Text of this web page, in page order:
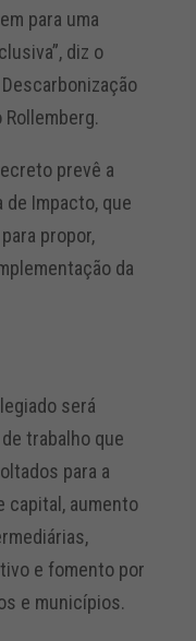
para uma
diz o
Rollemberg.
prevê a
de Impacto, que
propor,
da
será
trabalho que
para a
capital, aumento
e fomento por
e municípios.